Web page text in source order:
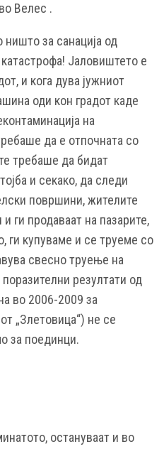
Велес .
за санација од
Јаловиштето е
и кога дува јужниот
оди кон градот каде
на
да е отпочната со
требаше да бидат
и секако, да следи
површини, жителите
ги продаваат на пазарите,
ги купуваме и се труеме со
свесно труење на
резултати од
во 2006-2009 за
„Злетовица“) не се
за поединци.
остануваат и во